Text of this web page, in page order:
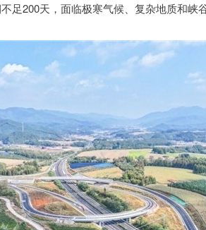
200天，面临极寒气候、复杂地质和峡